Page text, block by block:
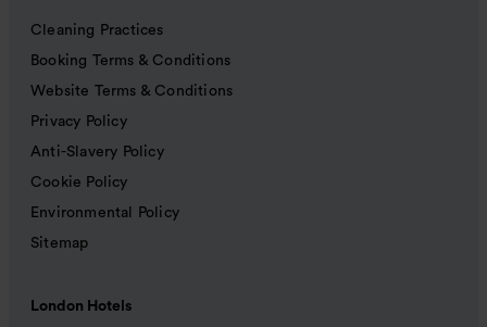
Cleaning Practices
Booking Terms & Conditions
Website Terms & Conditions
Privacy Policy
Anti-Slavery Policy
Cookie Policy
Environmental Policy
Sitemap
London Hotels